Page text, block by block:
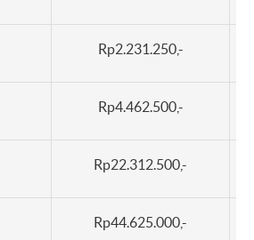
Rp2.231.250,-
Rp4.462.500,-
Rp22.312.500,-
Rp44.625.000,-